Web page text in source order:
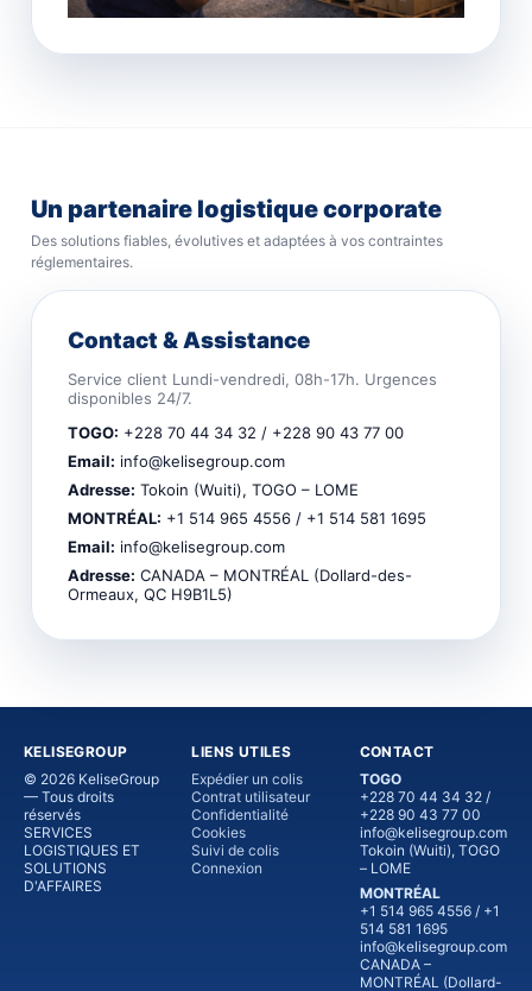
Un partenaire logistique corporate
Des solutions fiables, évolutives et adaptées à vos contraintes
réglementaires.
Contact & Assistance
Service client Lundi-vendredi, 08h-17h. Urgences
disponibles 24/7.
TOGO: +228 70 44 34 32 / +228 90 43 77 00
Email: info@kelisegroup.com
Adresse: Tokoin (Wuiti), TOGO – LOME
MONTRÉAL: +1 514 965 4556 / +1 514 581 1695
Email: info@kelisegroup.com
Adresse: CANADA – MONTRÉAL (Dollard-des-
Ormeaux, QC H9B1L5)
KELISEGROUP
© 2026 KeliseGroup
— Tous droits
réservés
SERVICES
LOGISTIQUES ET
SOLUTIONS
D'AFFAIRES
LIENS UTILES
Expédier un colis
Contrat utilisateur
Confidentialité
Cookies
Suivi de colis
Connexion
CONTACT
TOGO
+228 70 44 34 32 /
+228 90 43 77 00
info@kelisegroup.com
Tokoin (Wuiti), TOGO
– LOME
MONTRÉAL
+1 514 965 4556 / +1
514 581 1695
info@kelisegroup.com
CANADA –
MONTRÉAL (Dollard-